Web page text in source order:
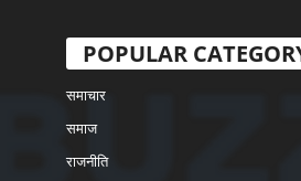
POPULAR
समाचार
समाज
राजनीति